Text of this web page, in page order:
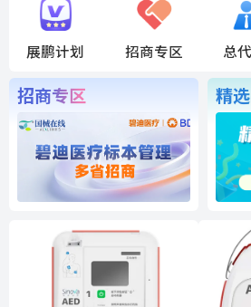
展鹏计划 招商专区 总
招商专区 精